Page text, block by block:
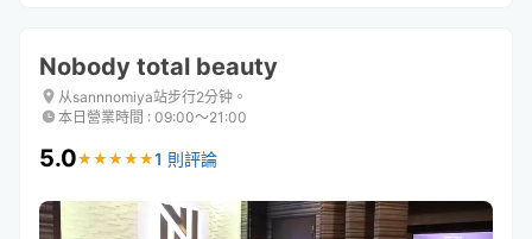
Nobody total beauty
从sannnomiya站步行2分钟。
本日營業時間 : 09:00〜21:00
5.0★ ★ ★ ★ ★
★ ★ ★ ★ ★1 則評論